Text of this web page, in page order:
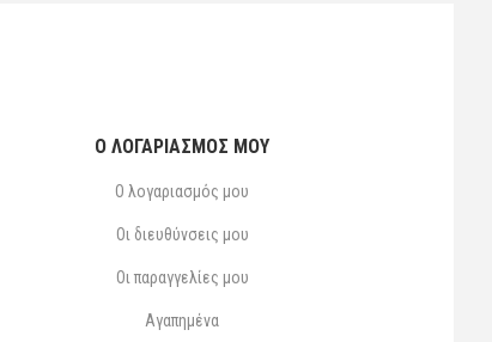
Ο ΛΟΓΑΡΙΑΣΜΌΣ ΜΟΥ
Ο λογαριασμός μου
Οι διευθύνσεις μου
Οι παραγγελίες μου
Αγαπημένα